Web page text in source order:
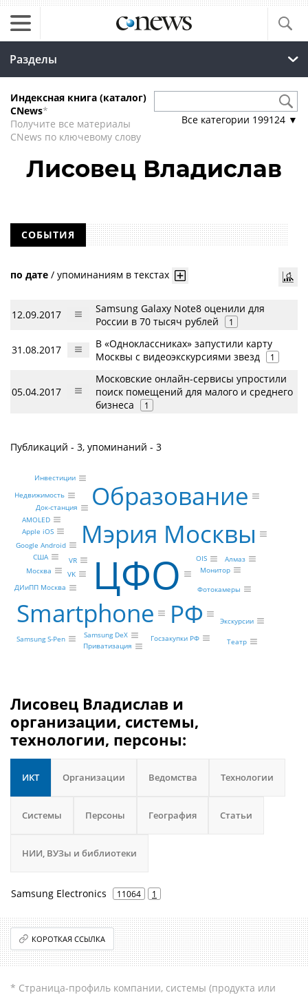
Разделы
Индексная книга (каталог)
CNews*
Получите все материалы
CNews по ключевому слову
Все категории 199124 ▼
Лисовец Владислав
СОБЫТИЯ
по дате / упоминаниям в текстах
12.09.2017
Samsung Galaxy Note8 оценили для
России в 70 тысяч рублей
1
31.08.2017
В «Одноклассниках» запустили карту
Москвы с видеоэкскурсиями звезд
1
05.04.2017
Московские онлайн-сервисы упростили
поиск помещений для малого и среднего
бизнеса
1
Публикаций - 3, упоминаний - 3
ЦФО
Мэрия Москвы
Smartphone РФ
Образование
Фотокамеры
Монитор
Док-станция
OIS
AMOLED
VR
VK
Apple iOS
Google Android
ДИиПП Москва
Samsung S-Pen Samsung DeX Госзакупки РФ
США
Москва
Недвижимость
Театр
Приватизация
Экскурсии
Инвестиции
Алмаз
Лисовец Владислав и
организации, системы,
технологии, персоны:
ИКТ Организации Ведомства Технологии
Системы Персоны География Статьи
НИИ, ВУЗы и библиотеки
Samsung Electronics 11064 1
КОРОТКАЯ ССЫЛКА
* Страница-профиль компании, системы (продукта или